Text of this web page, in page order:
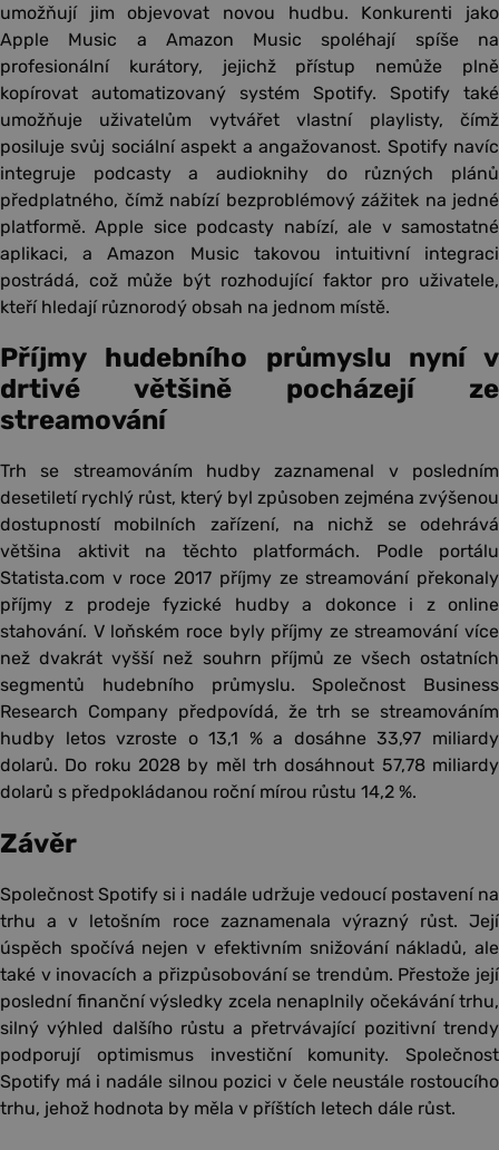
umožňují jim objevovat novou hudbu. Konkurenti jako
Apple Music a Amazon Music spoléhají spíše na
profesionální kurátory, jejichž přístup nemůže plně
kopírovat automatizovaný systém Spotify. Spotify také
umožňuje uživatelům vytvářet vlastní playlisty, čímž
posiluje svůj sociální aspekt a angažovanost. Spotify navíc
integruje podcasty a audioknihy do různých plánů
předplatného, čímž nabízí bezproblémový zážitek na jedné
platformě. Apple sice podcasty nabízí, ale v samostatné
aplikaci, a Amazon Music takovou intuitivní integraci
postrádá, což může být rozhodující faktor pro uživatele,
kteří hledají různorodý obsah na jednom místě.
Příjmy hudebního průmyslu nyní v
drtivé většině pocházejí ze
streamování
Trh se streamováním hudby zaznamenal v posledním
desetiletí rychlý růst, který byl způsoben zejména zvýšenou
dostupností mobilních zařízení, na nichž se odehrává
většina aktivit na těchto platformách. Podle portálu
Statista.com v roce 2017 příjmy ze streamování překonaly
příjmy z prodeje fyzické hudby a dokonce i z online
stahování. V loňském roce byly příjmy ze streamování více
než dvakrát vyšší než souhrn příjmů ze všech ostatních
segmentů hudebního průmyslu. Společnost Business
Research Company předpovídá, že trh se streamováním
hudby letos vzroste o 13,1 % a dosáhne 33,97 miliardy
dolarů. Do roku 2028 by měl trh dosáhnout 57,78 miliardy
dolarů s předpokládanou roční mírou růstu 14,2 %.
Závěr
Společnost Spotify si i nadále udržuje vedoucí postavení na
trhu a v letošním roce zaznamenala výrazný růst. Její
úspěch spočívá nejen v efektivním snižování nákladů, ale
také v inovacích a přizpůsobování se trendům. Přestože její
poslední finanční výsledky zcela nenaplnily očekávání trhu,
silný výhled dalšího růstu a přetrvávající pozitivní trendy
podporují optimismus investiční komunity. Společnost
Spotify má i nadále silnou pozici v čele neustále rostoucího
trhu, jehož hodnota by měla v příštích letech dále růst.